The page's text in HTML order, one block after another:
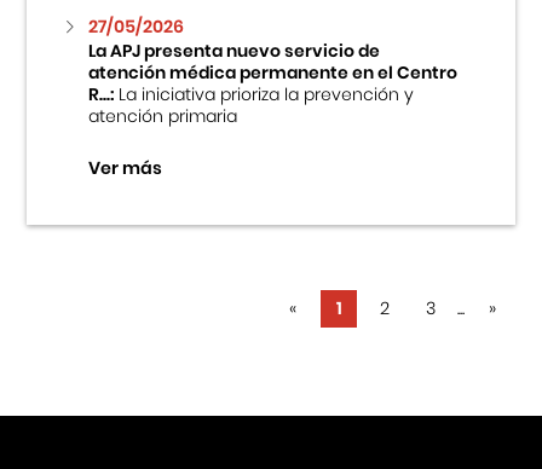
27/05/2026
La APJ presenta nuevo servicio de
atención médica permanente en el Centro
R...:La iniciativa prioriza la prevención y
atención primaria
Ver más
« 1 2 3 ... »